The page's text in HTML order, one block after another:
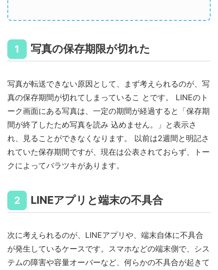
1 写真の保存期限が切れた
写真が転送できない原因として、まず考えられるのが、写
真の保存期間が切れてしまっているこ とです。 LINEのト
ーク画面にある写真は、一定の期間が経過すると「保存期
間が終了したため写真を読み 込めません。」と表示さ
れ、見ることができなくなります。 以前は2週間と明記さ
れていた保存期間ですが、現在は公表されておらず、トー
クによってバラツキがあります。
2 LINEアプリと端末の不具合
次に考えられるのが、LINEアプリや、端末自体に不具合
が発生しているケースです。スマホなどの端末側で、シス
テムの障害や容量オーバーなど、何らかの不具合が起きて